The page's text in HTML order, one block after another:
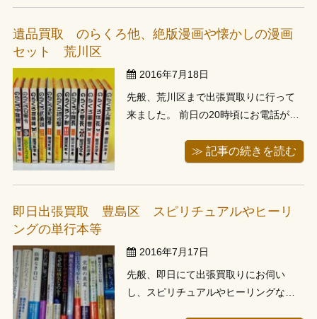
かったため、側のパーキングに車を停
めて台車でお伺いしました。 お客様宅
にお伺いしますとお子様部屋に段ボ...
遺品買取 のらくろ他、絶版漫画や懐かしの漫画
セット 荒川区
2016年7月18日
先般、荒川区まで出張買取りに行って
来ました。 前日の20時頃にお電話があ
とでしたので、翌日の午前中に伺わせ
ていたのですが、お伺いし本棚を拝見
しますと、絶版漫画や懐かしの漫画が
ずらりと並んでおりました。 懐かし
≫ 記事の続きを読む
即日出張買取 豊島区 スピリチュアルやヒーリ
ングの単行本等
2016年7月17日
先般、即日にて出張買取りにお伺い
し、スピリチュアルやヒーリングなど